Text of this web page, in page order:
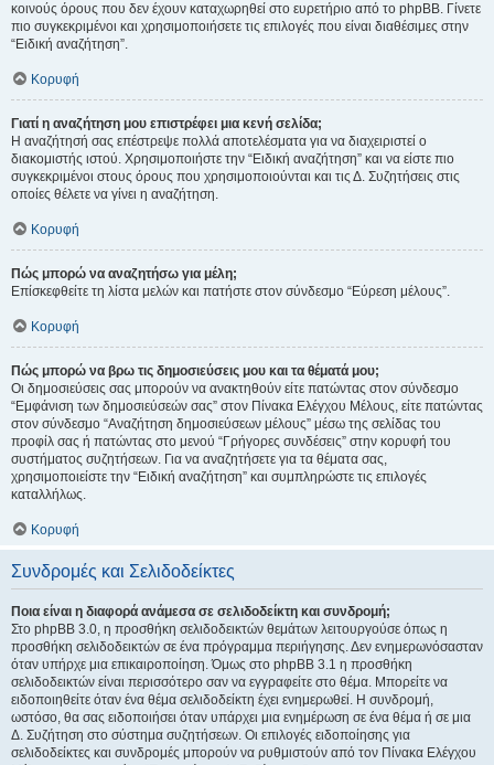
κοινούς όρους που δεν έχουν καταχωρηθεί στο ευρετήριο από το phpBB. Γίνετε
πιο συγκεκριμένοι και χρησιμοποιήσετε τις επιλογές που είναι διαθέσιμες στην
“Ειδική αναζήτηση”.
Κορυφή
Γιατί η αναζήτηση μου επιστρέφει μια κενή σελίδα;
Η αναζήτησή σας επέστρεψε πολλά αποτελέσματα για να διαχειριστεί ο
διακομιστής ιστού. Χρησιμοποιήστε την “Ειδική αναζήτηση” και να είστε πιο
συγκεκριμένοι στους όρους που χρησιμοποιούνται και τις Δ. Συζητήσεις στις
οποίες θέλετε να γίνει η αναζήτηση.
Κορυφή
Πώς μπορώ να αναζητήσω για μέλη;
Επίσκεφθείτε τη λίστα μελών και πατήστε στον σύνδεσμο “Εύρεση μέλους”.
Κορυφή
Πώς μπορώ να βρω τις δημοσιεύσεις μου και τα θέματά μου;
Οι δημοσιεύσεις σας μπορούν να ανακτηθούν είτε πατώντας στον σύνδεσμο
“Εμφάνιση των δημοσιεύσεών σας” στον Πίνακα Ελέγχου Μέλους, είτε πατώντας
στον σύνδεσμο “Αναζήτηση δημοσιεύσεων μέλους” μέσω της σελίδας του
προφίλ σας ή πατώντας στο μενού “Γρήγορες συνδέσεις” στην κορυφή του
συστήματος συζητήσεων. Για να αναζητήσετε για τα θέματα σας,
χρησιμοποιείστε την “Ειδική αναζήτηση” και συμπληρώστε τις επιλογές
καταλλήλως.
Κορυφή
Συνδρομές και Σελιδοδείκτες
Ποια είναι η διαφορά ανάμεσα σε σελιδοδείκτη και συνδρομή;
Στο phpBB 3.0, η προσθήκη σελιδοδεικτών θεμάτων λειτουργούσε όπως η
προσθήκη σελιδοδεικτών σε ένα πρόγραμμα περιήγησης. Δεν ενημερωνόσασταν
όταν υπήρχε μια επικαιροποίηση. Όμως στο phpBB 3.1 η προσθήκη
σελιδοδεικτών είναι περισσότερο σαν να εγγραφείτε στο θέμα. Μπορείτε να
ειδοποιηθείτε όταν ένα θέμα σελιδοδείκτη έχει ενημερωθεί. Η συνδρομή,
ωστόσο, θα σας ειδοποιήσει όταν υπάρχει μια ενημέρωση σε ένα θέμα ή σε μια
Δ. Συζήτηση στο σύστημα συζητήσεων. Οι επιλογές ειδοποίησης για
σελιδοδείκτες και συνδρομές μπορούν να ρυθμιστούν από τον Πίνακα Ελέγχου